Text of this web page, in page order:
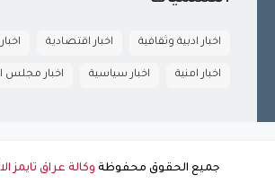
اخبار ادبية وثقافية اخبار اقتصادية
اخبار امنية اخبار سياسية اخبار مجلس
جميع الحقوق محفوظة وكالة عراق تايمز